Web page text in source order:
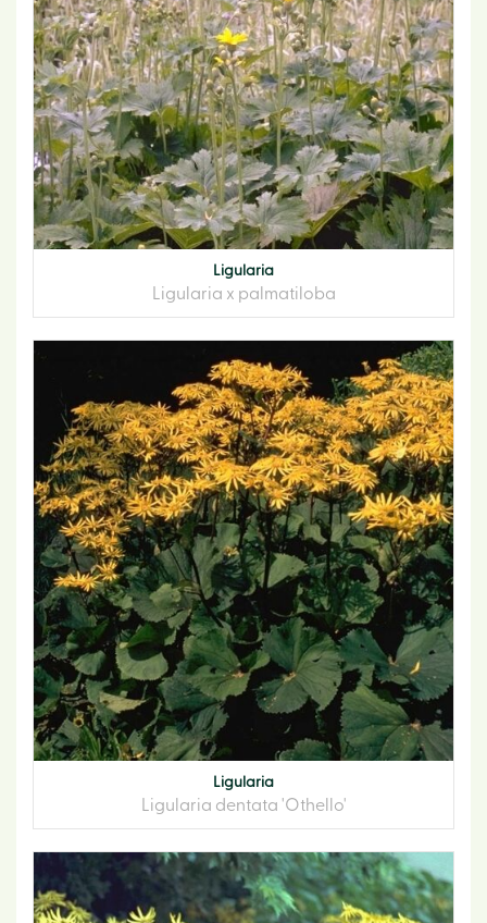
Ligularia
Ligularia x palmatiloba
Ligularia
Ligularia dentata 'Othello'